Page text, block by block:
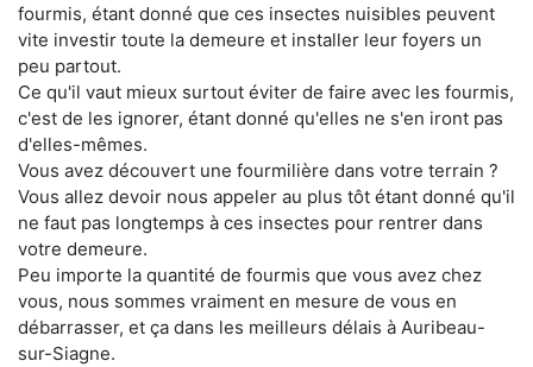
fourmis, étant donné que ces insectes nuisibles peuvent
vite investir toute la demeure et installer leur foyers un
peu partout.
Ce qu'il vaut mieux surtout éviter de faire avec les fourmis,
c'est de les ignorer, étant donné qu'elles ne s'en iront pas
d'elles-mêmes.
Vous avez découvert une fourmilière dans votre terrain ?
Vous allez devoir nous appeler au plus tôt étant donné qu'il
ne faut pas longtemps à ces insectes pour rentrer dans
votre demeure.
Peu importe la quantité de fourmis que vous avez chez
vous, nous sommes vraiment en mesure de vous en
débarrasser, et ça dans les meilleurs délais à Auribeau-
sur-Siagne.